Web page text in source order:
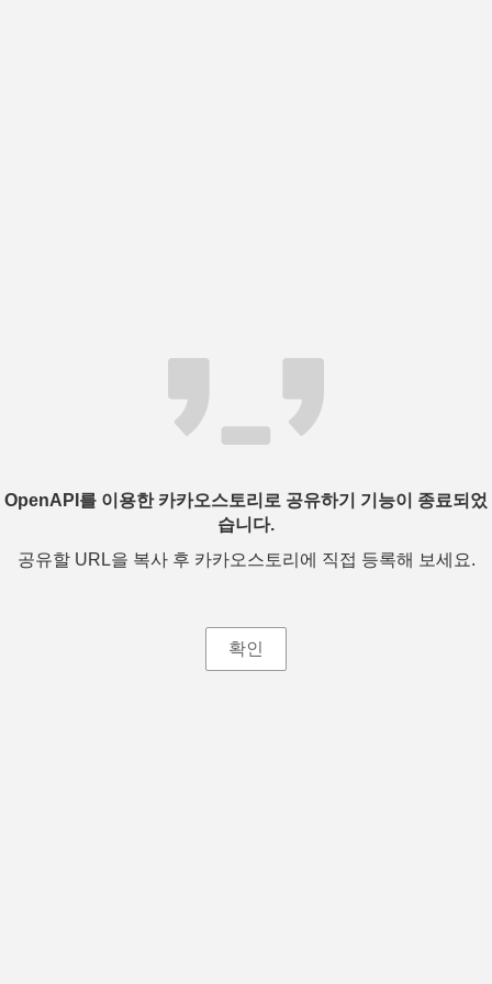
OpenAPI를 이용한 카카오스토리로 공유하기 기능이 종료되었
습니다.
공유할 URL을 복사 후 카카오스토리에 직접 등록해 보세요.
확인